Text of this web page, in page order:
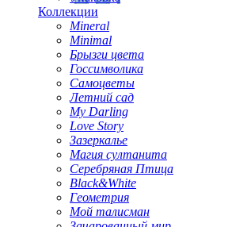
Коллекции
Mineral
Minimal
Брызги цвета
Госсимволика
Самоцветы
Летний сад
My Darling
Love Story
Зазеркалье
Магия султанита
Серебряная Птица
Black&White
Геометрия
Мой талисман